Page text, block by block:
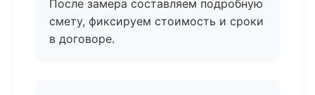
После замера составляем подробную
смету, фиксируем стоимость и сроки
в договоре.